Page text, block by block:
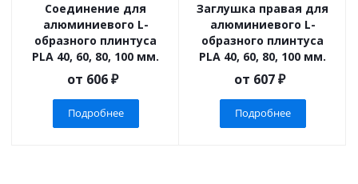
Соединение для
алюминиевого L-
образного плинтуса
PLA 40, 60, 80, 100 мм.
от 606 ₽
Подробнее
Заглушка правая для
алюминиевого L-
образного плинтуса
PLA 40, 60, 80, 100 мм.
от 607 ₽
Подробнее